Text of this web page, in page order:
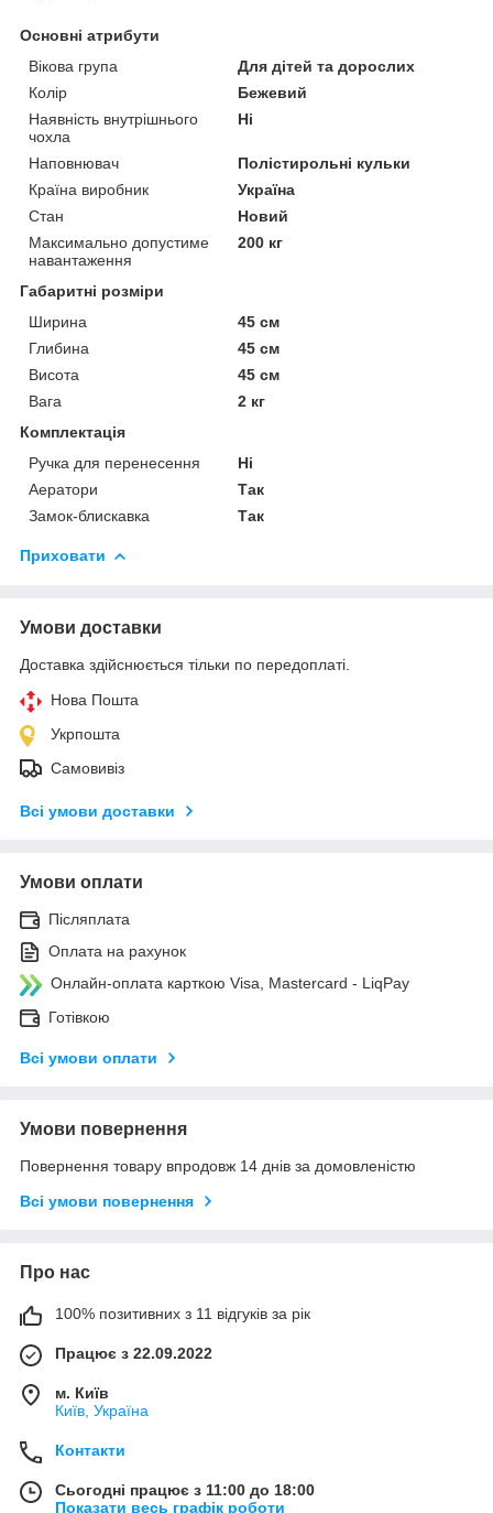
Основні атрибути
Вікова група
Для дітей та дорослих
Колір
Бежевий
Наявність внутрішнього
чохла
Ні
Наповнювач
Полістирольні кульки
Країна виробник
Україна
Стан
Новий
Максимально допустиме
навантаження
200 кг
Габаритні розміри
Ширина
45 см
Глибина
45 см
Висота
45 см
Вага
2 кг
Комплектація
Ручка для перенесення
Ні
Аератори
Так
Замок-блискавка
Так
Приховати
Умови доставки
Доставка здійснюється тільки по передоплаті.
Нова Пошта
Укрпошта
Самовивіз
Всі умови доставки
Умови оплати
Післяплата
Оплата на рахунок
Онлайн-оплата карткою Visa, Mastercard - LiqPay
Готівкою
Всі умови оплати
Умови повернення
Повернення товару впродовж 14 днів за домовленістю
Всі умови повернення
Про нас
100% позитивних з 11 відгуків за рік
Працює з 22.09.2022
м. Київ
Київ, Україна
Контакти
Сьогодні працює з 11:00 до 18:00
Показати весь графік роботи